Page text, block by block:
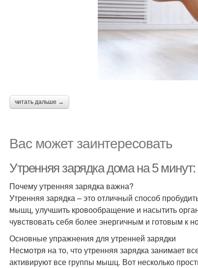
читать дальше →
Вас может заинтересовать
Утренняя зарядка дома на 5
Почему утренняя зарядка важна?
Утренняя зарядка – это отличный способ
мышц, улучшить кровообращение и насытить
чувствовать себя более энергичным и готовым к
Основные упражнения для утренней зарядки
Несмотря на то, что утренняя зарядка занимает
активируют все группы мышц. Вот несколько